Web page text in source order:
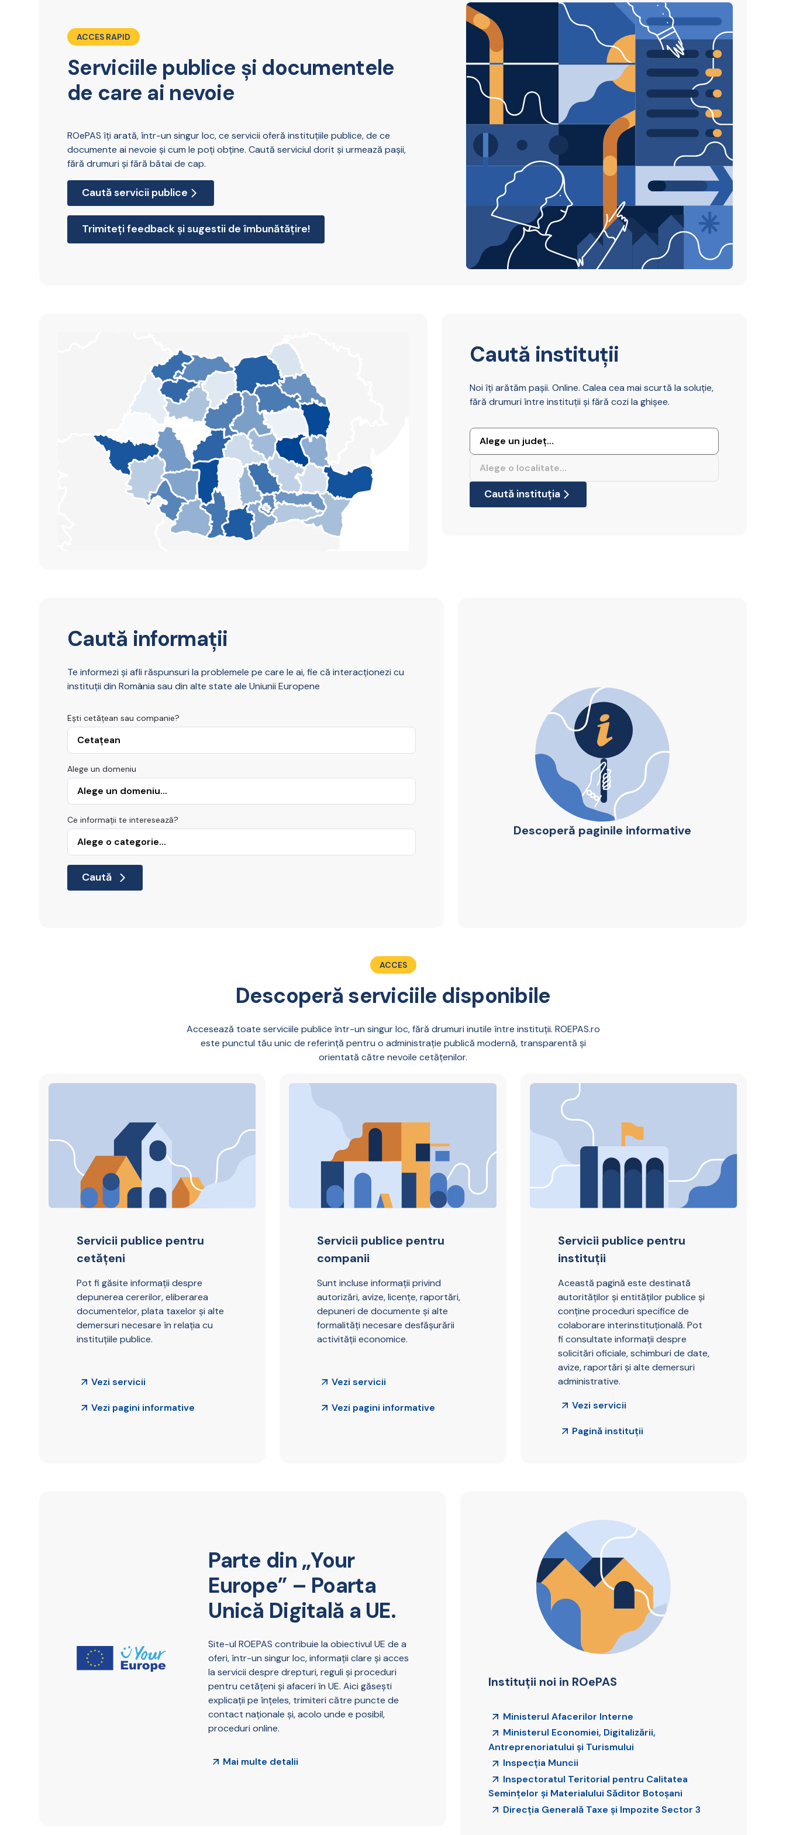
ACCES RAPID
Serviciile publice și documentele
de care ai nevoie
ROePAS îți arată, într-un singur loc, ce servicii oferă instituțiile publice, de ce
documente ai nevoie și cum le poți obține. Caută serviciul dorit și urmează pașii,
fără drumuri și fără bătai de cap.
Caută servicii publice
Trimiteți feedback și sugestii de îmbunătățire!
Caută instituții
Noi îți arătăm pașii. Online. Calea cea mai scurtă la soluție,
fără drumuri între instituții și fără cozi la ghișee.
Caută instituția
Caută informații
Te informezi și afli răspunsuri la problemele pe care le ai, fie că interacționezi cu
instituții din România sau din alte state ale Uniunii Europene
Ești cetățean sau companie?
Alege un domeniu
Ce informații te interesează?
Caută
Descoperă paginile informative
ACCES
Descoperă serviciile disponibile
Accesează toate serviciile publice într-un singur loc, fără drumuri inutile între instituții. ROEPAS.ro
este punctul tău unic de referință pentru o administrație publică modernă, transparentă și
orientată către nevoile cetățenilor.
Servicii publice pentru
cetățeni
Pot fi găsite informații despre
depunerea cererilor, eliberarea
documentelor, plata taxelor și alte
demersuri necesare în relația cu
instituțiile publice.
Vezi servicii
Vezi pagini informative
Servicii publice pentru
companii
Sunt incluse informații privind
autorizări, avize, licențe, raportări,
depuneri de documente și alte
formalități necesare desfășurării
activității economice.
Vezi servicii
Vezi pagini informative
Servicii publice pentru
instituții
Această pagină este destinată
autorităților și entităților publice și
conține proceduri specifice de
colaborare interinstituțională. Pot
fi consultate informații despre
solicitări oficiale, schimburi de date,
avize, raportări și alte demersuri
administrative.
Vezi servicii
Pagină instituții
Parte din „Your
Europe” – Poarta
Unică Digitală a UE.
Site-ul ROEPAS contribuie la obiectivul UE de a
oferi, într-un singur loc, informații clare și acces
la servicii despre drepturi, reguli și proceduri
pentru cetățeni și afaceri în UE. Aici găsești
explicații pe înțeles, trimiteri către puncte de
contact naționale și, acolo unde e posibil,
proceduri online.
Mai multe detalii
Instituții noi in ROePAS
Ministerul Afacerilor Interne
Ministerul Economiei, Digitalizării,
Antreprenoriatului și Turismului
Inspecția Muncii
Inspectoratul Teritorial pentru Calitatea
Semințelor și Materialului Săditor Botoșani
Direcția Generală Taxe și Impozite Sector 3